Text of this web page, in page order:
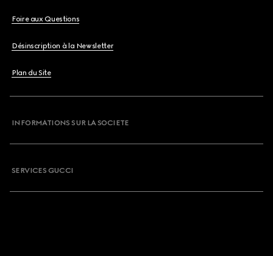
Foire aux Questions
Désinscription à la Newsletter
Plan du Site
INFORMATIONS SUR LA SOCIETE
SERVICES GUCCI